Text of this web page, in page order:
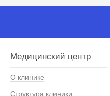
Медицинский центр
О клинике
Структура клиники